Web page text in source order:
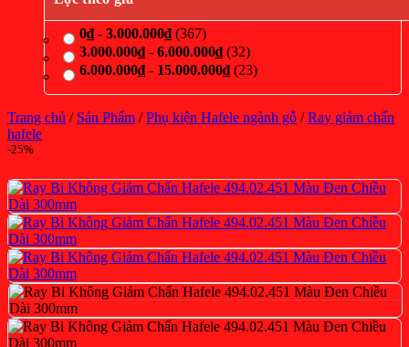
0₫- 3.000.000₫(367)
3.000.000₫- 6.000.000₫(32)
6.000.000₫- 15.000.000₫(23)
Trang chủ / Sản Phẩm / Phụ kiện Hafele ngành gỗ / Ray giảm chấn
hafele
-25%